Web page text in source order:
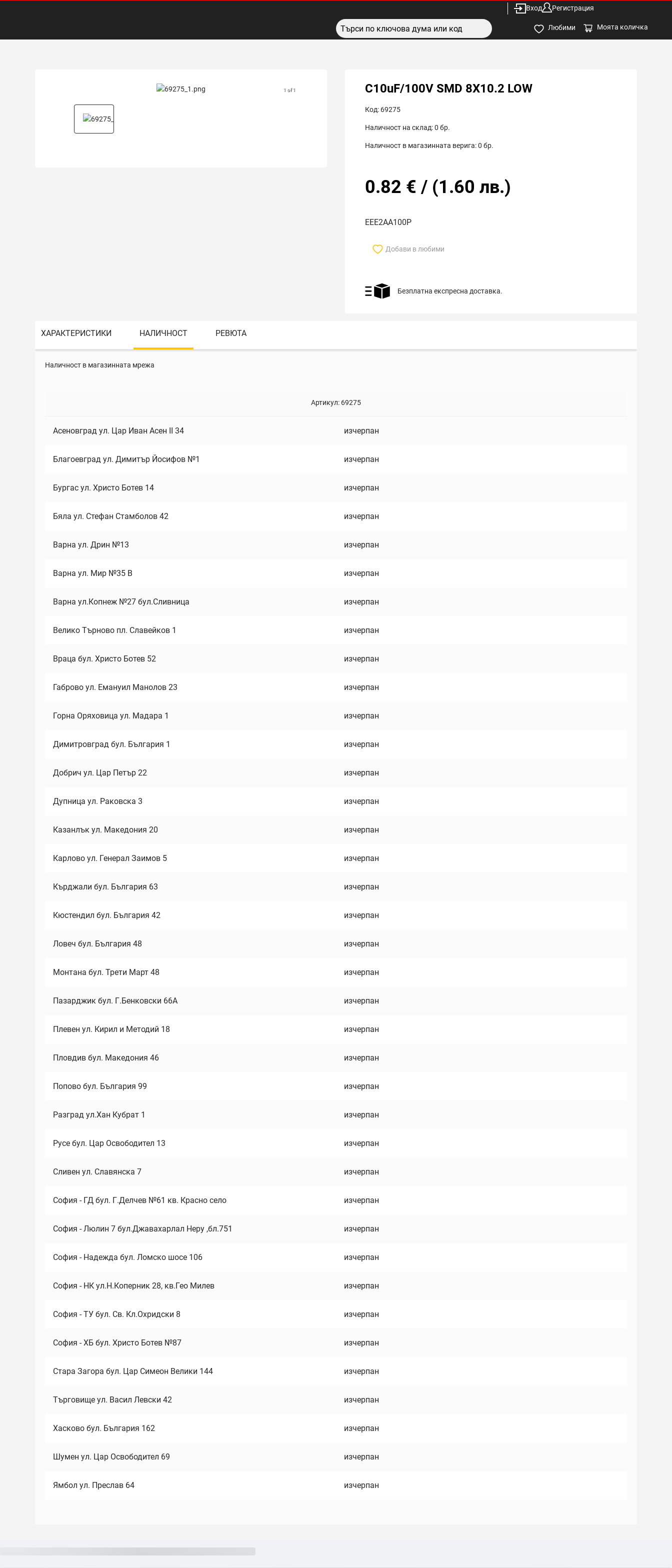
Вход Регистрация
Любими Моята количка
1 of 1 C10uF/100V SMD 8X10.2 LOW
Код: 69275
Наличност на склад:0 бр.
Наличност в магазинната верига:0 бр.
0.82 € / (1.60 лв.)
EEE2AA100P
Добави в любими
Безплатна експресна доставка.
ХАРАКТЕРИСТИКИ НАЛИЧНОСТ РЕВЮТА
Наличност в магазинната мрежа
Артикул: 69275
Асеновград ул. Цар Иван Асен II 34 изчерпан
Благоевград ул. Димитър Йосифов №1 изчерпан
Бургас ул. Христо Ботев 14 изчерпан
Бяла ул. Стефан Стамболов 42 изчерпан
Варна ул. Дрин №13 изчерпан
Варна ул. Мир №35 В изчерпан
Варна ул.Копнеж №27 бул.Сливница изчерпан
Велико Търново пл. Славейков 1 изчерпан
Враца бул. Христо Ботев 52 изчерпан
Габрово ул. Емануил Манолов 23 изчерпан
Горна Оряховица ул. Мадара 1 изчерпан
Димитровград бул. България 1 изчерпан
Добрич ул. Цар Петър 22 изчерпан
Дупница ул. Раковска 3 изчерпан
Казанлък ул. Македония 20 изчерпан
Карлово ул. Генерал Заимов 5 изчерпан
Кърджали бул. България 63 изчерпан
Кюстендил бул. България 42 изчерпан
Ловеч бул. България 48 изчерпан
Монтана бул. Трети Март 48 изчерпан
Пазарджик бул. Г.Бенковски 66А изчерпан
Плевен ул. Кирил и Методий 18 изчерпан
Пловдив бул. Македония 46 изчерпан
Попово бул. България 99 изчерпан
Разград ул.Хан Кубрат 1 изчерпан
Русе бул. Цар Освободител 13 изчерпан
Сливен ул. Славянска 7 изчерпан
София - ГД бул. Г.Делчев №61 кв. Красно село изчерпан
София - Люлин 7 бул.Джавахарлал Неру ,бл.751 изчерпан
София - Надежда бул. Ломско шосе 106 изчерпан
София - НК ул.Н.Коперник 28, кв.Гео Милев изчерпан
София - ТУ бул. Св. Кл.Охридски 8 изчерпан
София - ХБ бул. Христо Ботев №87 изчерпан
Стара Загора бул. Цар Симеон Велики 144 изчерпан
Търговище ул. Васил Левски 42 изчерпан
Хасково бул. България 162 изчерпан
Шумен ул. Цар Освободител 69 изчерпан
Ямбол ул. Преслав 64 изчерпан